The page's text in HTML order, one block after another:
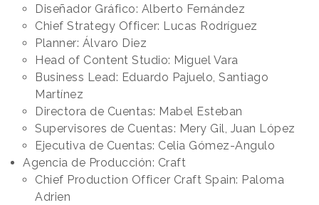
Diseñador Gráfico: Alberto Fernández
Chief Strategy Officer: Lucas Rodríguez
Planner: Álvaro Diez
Head of Content Studio: Miguel Vara
Business Lead: Eduardo Pajuelo, Santiago
Martínez
Directora de Cuentas: Mabel Esteban
Supervisores de Cuentas: Mery Gil, Juan López
Ejecutiva de Cuentas: Celia Gómez-Angulo
Agencia de Producción: Craft
Chief Production Officer Craft Spain: Paloma
Adrien